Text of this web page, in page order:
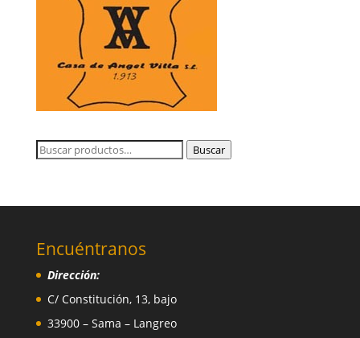
Buscar
Buscar
Encuéntranos
Dirección:
C/ Constitución, 13, bajo
33900 – Sama – Langreo